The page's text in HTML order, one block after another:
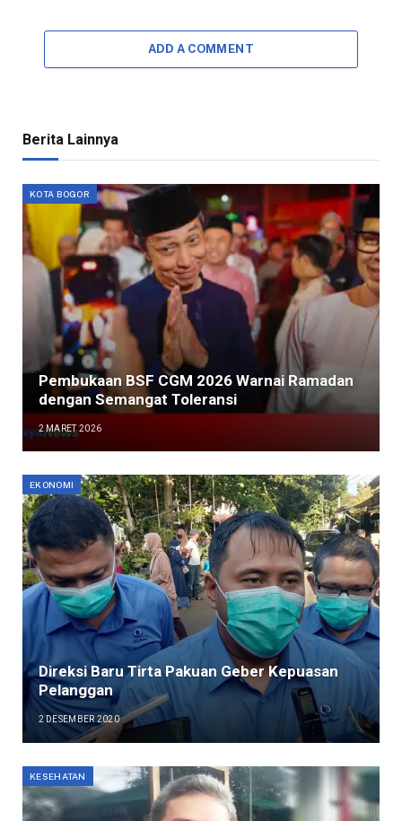
ADD A COMMENT
Berita Lainnya
KOTA BOGOR
Pembukaan BSF CGM 2026 Warnai Ramadan
dengan Semangat Toleransi
2 MARET 2026
EKONOMI
Direksi Baru Tirta Pakuan Geber Kepuasan
Pelanggan
2 DESEMBER 2020
KESEHATAN